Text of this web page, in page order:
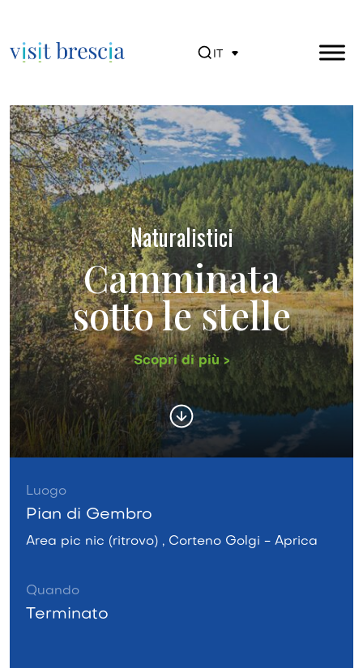
Vai
al
contenuto
principale
IT
Naturalistici
Camminata
sotto le stelle
Scopri di più >
Luogo
Pian di Gembro
Area pic nic (ritrovo) , Corteno Golgi - Aprica
Quando
Terminato